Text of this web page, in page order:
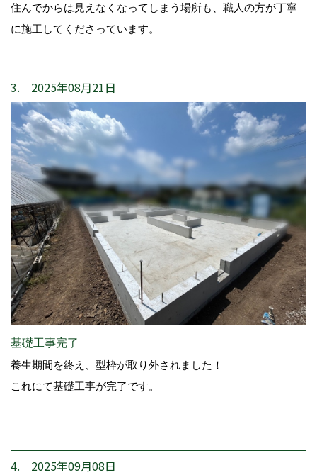
住んでからは見えなくなってしまう場所も、職人の方が丁寧
に施工してくださっています。
3. 2025年08月21日
基礎工事完了
養生期間を終え、型枠が取り外されました！
これにて基礎工事が完了です。
4. 2025年09月08日